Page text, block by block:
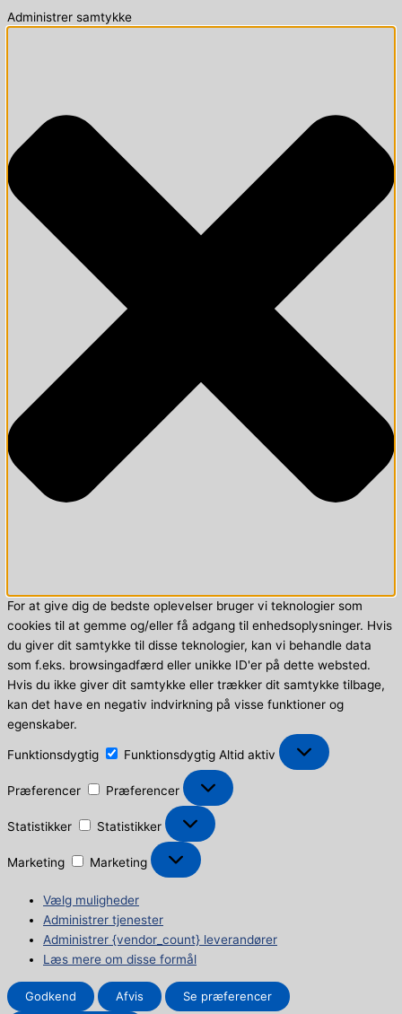
Administrer samtykke
For at give dig de bedste oplevelser bruger vi teknologier som
cookies til at gemme og/eller få adgang til enhedsoplysninger. Hvis
du giver dit samtykke til disse teknologier, kan vi behandle data
som f.eks. browsingadfærd eller unikke ID'er på dette websted.
Hvis du ikke giver dit samtykke eller trækker dit samtykke tilbage,
kan det have en negativ indvirkning på visse funktioner og
egenskaber.
Funktionsdygtig Funktionsdygtig Altid aktiv
Præferencer Præferencer
Statistikker Statistikker
Marketing Marketing
Vælg muligheder
Administrer tjenester
Administrer {vendor_count} leverandører
Læs mere om disse formål
Godkend Afvis Se præferencer